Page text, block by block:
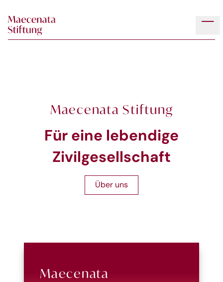
Maecenata Stiftung
Für eine lebendige
Zivilgesellschaft
Über uns
Maecenata